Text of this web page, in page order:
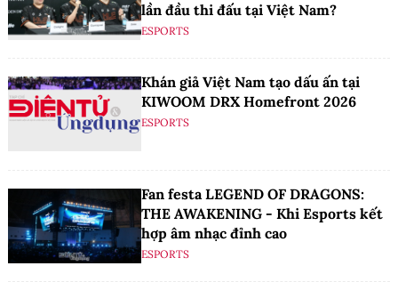
lần đầu thi đấu tại Việt Nam?
ESPORTS
Khán giả Việt Nam tạo dấu ấn tại
KIWOOM DRX Homefront 2026
ESPORTS
Fan festa LEGEND OF DRAGONS:
THE AWAKENING - Khi Esports kết
hợp âm nhạc đỉnh cao
ESPORTS